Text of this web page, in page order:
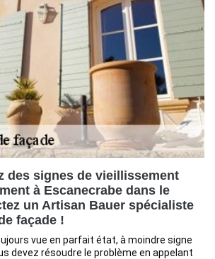
des signes de vieillissement
à Escanecrabe dans le
un Artisan Bauer spécialiste
façade !
vue en parfait état, à moindre signe
devez résoudre le problème en appelant